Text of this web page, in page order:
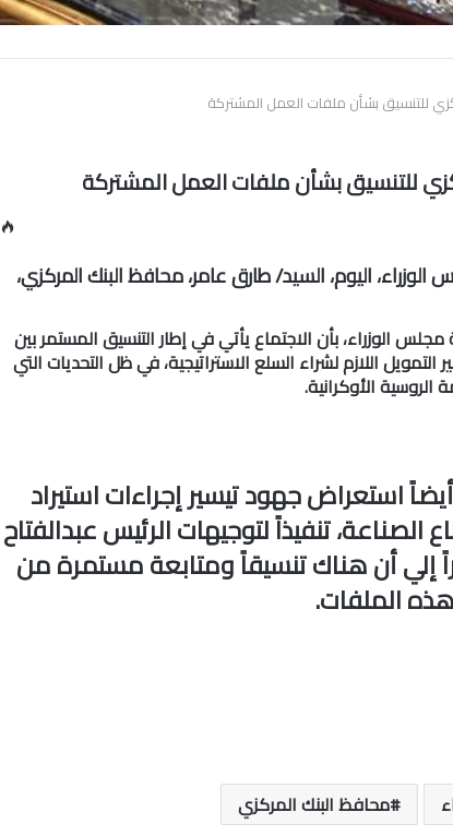
للتنسيق بشأن ملفات العمل المشتركة
للتنسيق بشأن ملفات العمل المشتركة
اليوم، السيد/ طارق عامر، محافظ البنك المركزي،
الوزراء، بأن الاجتماع يأتي في إطار التنسيق المستمر بين
اللازم لشراء السلع الاستراتيجية، في ظل التحديات التي
الأوكرانية.
استعراض جهود تيسير إجراءات استيراد
الصناعة، تنفيذاً لتوجيهات الرئيس عبدالفتاح
إلي أن هناك تنسيقاً ومتابعة مستمرة من
الملفات.
محافظ البنك المركزي